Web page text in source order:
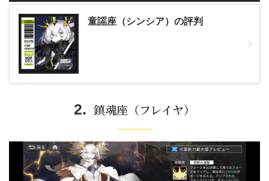
童謡座（シンシア）の評判
鎮魂座（フレイヤ）